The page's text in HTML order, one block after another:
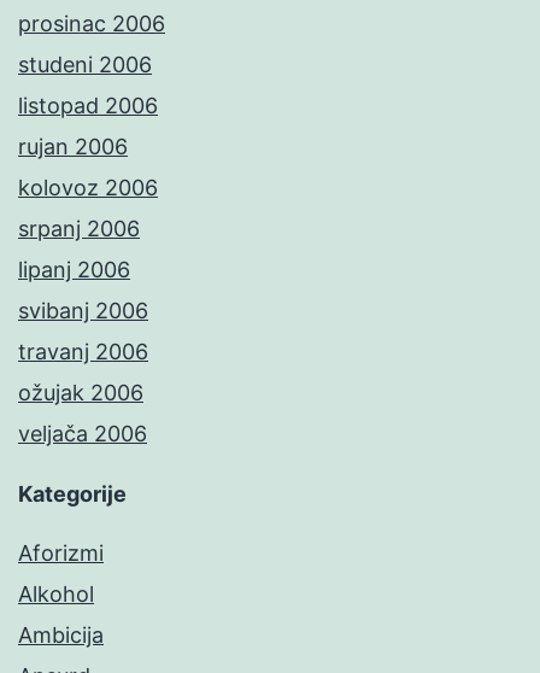
prosinac 2006
studeni 2006
listopad 2006
rujan 2006
kolovoz 2006
srpanj 2006
lipanj 2006
svibanj 2006
travanj 2006
ožujak 2006
veljača 2006
Kategorije
Aforizmi
Alkohol
Ambicija